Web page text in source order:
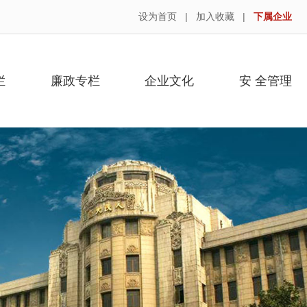
设为首页 | 加入收藏 | 下属企业
廉政专栏 企业文化 安 全管理